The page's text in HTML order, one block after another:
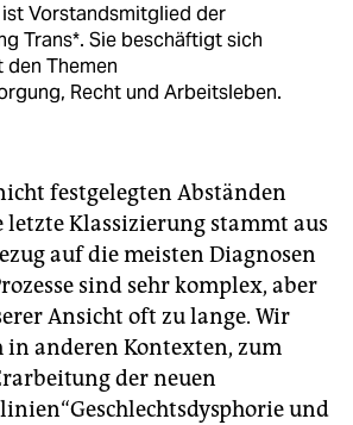
Vorstandsmitglied der
Trans*. Sie beschäftigt sich
Themen
Recht und Arbeitsleben.
festgelegten Abständen
letzte Klassizierung stammt aus
auf die meisten Diagnosen
sind sehr komplex, aber
Ansicht oft zu lange. Wir
in anderen Kontexten, zum
der neuen
und